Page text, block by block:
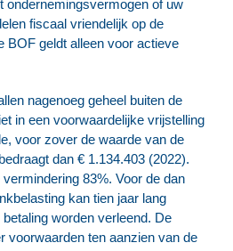
ondernemingsvermogen of uw
fiscaal vriendelijk op de
BOF geldt alleen voor actieve
nagenoeg geheel buiten de
in een voorwaardelijke vrijstelling
voor zover de waarde van de
dan € 1.134.403 (2022).
83%. Voor de dan
kan tien jaar lang
worden verleend. De
voorwaarden ten aanzien van de